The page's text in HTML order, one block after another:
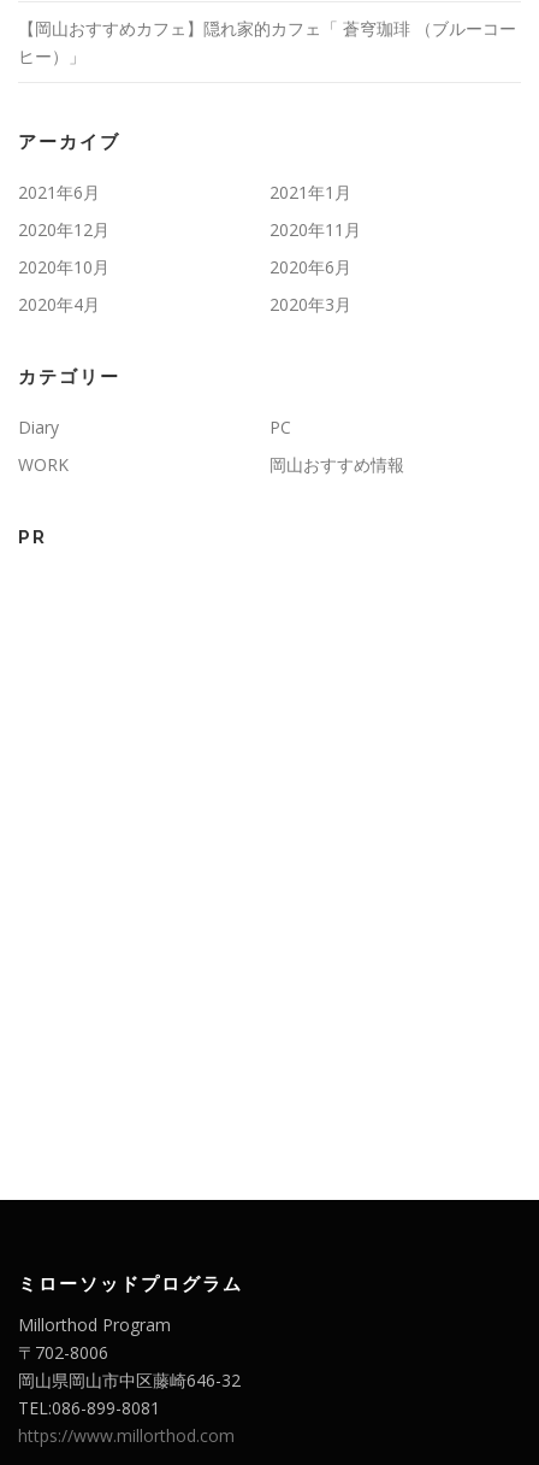
【岡山おすすめカフェ】隠れ家的カフェ「 蒼穹珈琲 （ブルーコー
ヒー）」
アーカイブ
2021年6月
2021年1月
2020年12月
2020年11月
2020年10月
2020年6月
2020年4月
2020年3月
カテゴリー
Diary
PC
WORK
岡山おすすめ情報
PR
ミローソッドプログラム
Millorthod Program
〒702-8006
岡山県岡山市中区藤崎646-32
TEL:086-899-8081
https://www.millorthod.com